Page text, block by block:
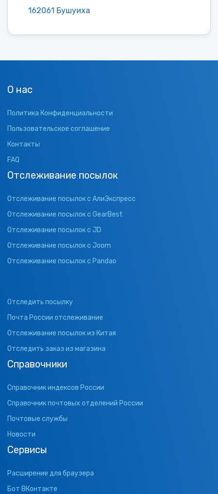
162061 Бушуиха
О нас
Политика Конфиденциальности
Пользовательское соглашение
Контакты
FAQ
Отслеживание посылок
Отслеживание посылок с АлиЭкспресс
Отслеживание посылок с GearBest
Отслеживание посылок с JD
Отслеживание посылок с Joom
Отслеживание посылок с Pandao
Отследить посылку
Почта России отслеживание
Отслеживание посылок из Китая
Отследить заказ из магазина
Справочники
Справочник индексов России
Справочник почтовых отделений России
Почтовые службы
Новости
Сервисы
Расширение для браузера
Бот ВКонтакте